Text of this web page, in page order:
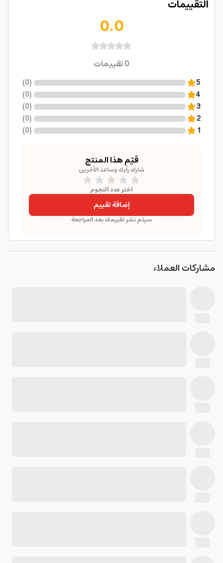
التقييمات
0.0
0تقييمات
5
(
0
)
4
(
0
)
3
(
0
)
2
(
0
)
1
(
0
)
قيّم هذا المنتج
شارك رأيك وساعد الآخرين
اختر عدد النجوم
إضافة تقييم
سيتم نشر تقييمك بعد المراجعة
مشاركات العملاء